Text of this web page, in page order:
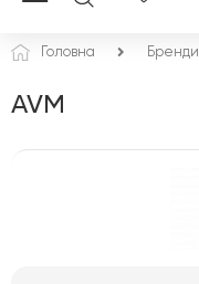
Головна Бренди
AVM